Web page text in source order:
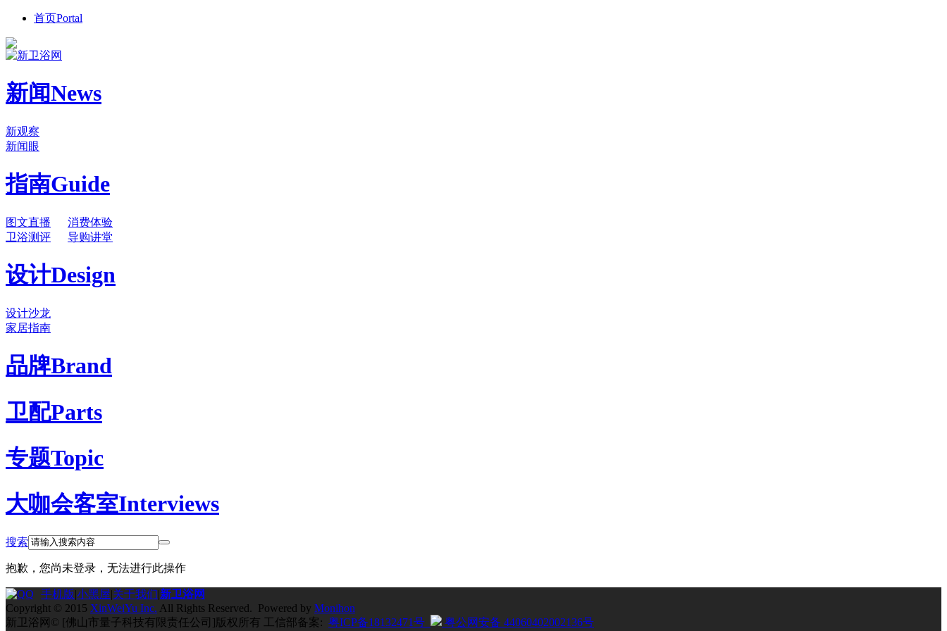
首页Portal
新闻News
新观察
新闻眼
指南Guide
图文直播
消费体验
卫浴测评
导购讲堂
设计Design
设计沙龙
家居指南
品牌Brand
卫配Parts
专题Topic
大咖会客室Interviews
搜索
抱歉，您尚未登录，无法进行此操作
手机版|小黑屋|关于我们|新卫浴网
Copyright © 2015 XinWeiYu Inc. All Rights Reserved. Powered by Monihon
新卫浴网© [佛山市量子科技有限责任公司]版权所有 工信部备案: 粤ICP备18132471号
粤公网安备 44060402002136号